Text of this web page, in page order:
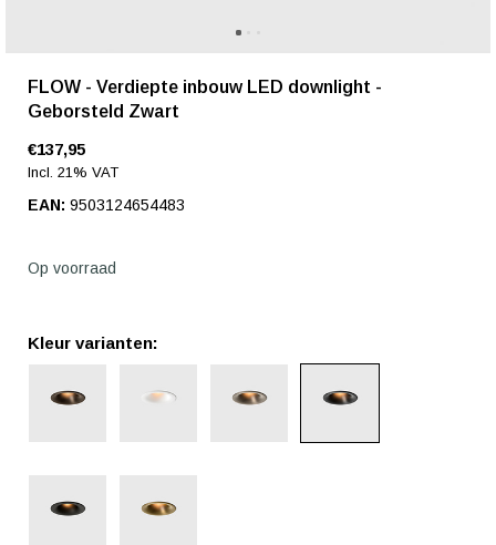
FLOW - Verdiepte inbouw LED downlight -
Geborsteld Zwart
€137,95
Incl. 21% VAT
EAN: 9503124654483
Op voorraad
Kleur varianten: